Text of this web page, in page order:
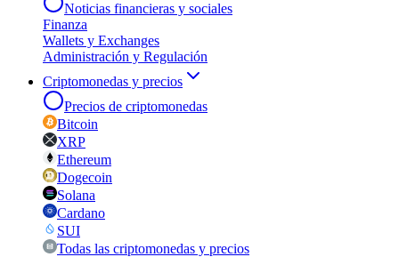
Noticias financieras y sociales
Finanza
Wallets y Exchanges
Administración y Regulación
Criptomonedas y precios
Precios de criptomonedas
Bitcoin
XRP
Ethereum
Dogecoin
Solana
Cardano
SUI
Todas las criptomonedas y precios